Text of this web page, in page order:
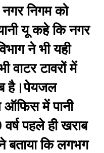
of
be part of the
निगम को
यू कहे कि नगर
ने भी यही
वाटर टावरों में
है।पेयजल
ऑफिस में पानी
पहले ही खराब
बताया कि लगभग